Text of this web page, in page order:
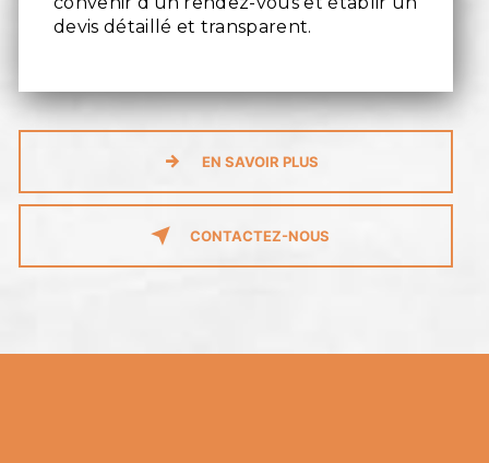
devis détaillé et transparent.
EN SAVOIR PLUS
CONTACTEZ-NOUS